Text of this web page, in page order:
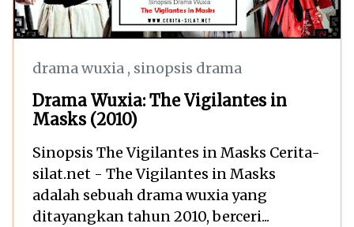
drama wuxia , sinopsis drama
Drama Wuxia: The Vigilantes in
Masks (2010)
Sinopsis The Vigilantes in Masks Cerita-
silat.net - The Vigilantes in Masks
adalah sebuah drama wuxia yang
ditayangkan tahun 2010, berceri...